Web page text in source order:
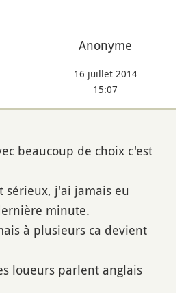
Anonyme
16 juillet 2014
15:07
beaucoup de choix c'est
sérieux, j'ai jamais eu
minute.
à plusieurs ca devient
loueurs parlent anglais